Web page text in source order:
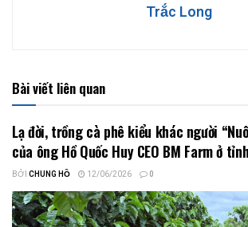
Trắc Long
Bài viết liên quan
Lạ đời, trồng cà phê kiểu khác người
của ông Hồ Quốc Huy CEO BM Farm ở
BỞI CHUNG HỒ 12/06/2026 0